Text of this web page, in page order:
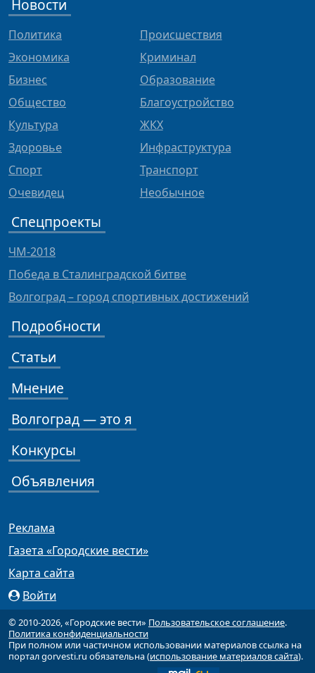
Новости
Политика
Экономика
Бизнес
Общество
Культура
Здоровье
Спорт
Очевидец
Происшествия
Криминал
Образование
Благоустройство
ЖКХ
Инфраструктура
Транспорт
Необычное
Спецпроекты
ЧМ-2018
Победа в Сталинградской битве
Волгоград – город спортивных достижений
Подробности
Статьи
Мнение
Волгоград — это я
Конкурсы
Объявления
Реклама
Газета «Городские вести»
Карта сайта
Войти
© 2010-2026, «Городские вести» Пользовательское соглашение.
Политика конфиденциальности
При полном или частичном использовании материалов ссылка на
портал gorvesti.ru обязательна (использование материалов сайта).